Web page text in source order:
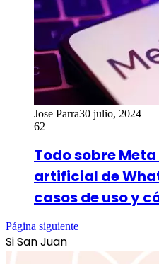
Jose Parra30 julio, 2024
62
Todo sobre
artificial de
casos de uso y
Página siguiente
Si San Juan